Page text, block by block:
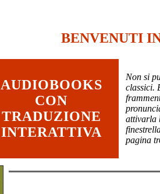
BENVENUTI
AUDIOBOOKS
CON
TRADUZIONE
INTERATTIVA
Non si
classici.
attivarla
pagina